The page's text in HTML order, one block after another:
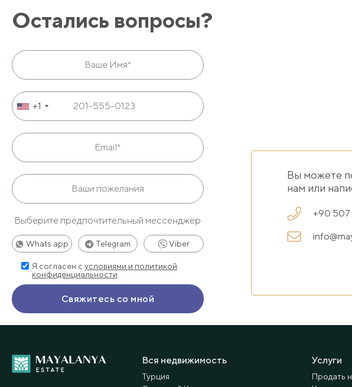
Остались вопросы?
+1
Выберите предпочтительный мессенджер
Whats app Telegram Viber
Я согласен с условиями и политикой
конфиденциальности
Вы можете
нам или
+90 507
Вся недвижимость
Турция
Услуги
Продать